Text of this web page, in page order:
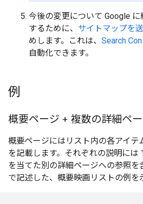
今後の変更について Google
するために、 サイトマップを
めします。これは、 Search
自動化できます。
例
概要ページ + 複数の詳細ペ
概要ページにはリスト内の各アイテ
を記載します。それぞれの説明には
を当てた別の詳細ページへの参照を
で記述した、概要映画リストの例を